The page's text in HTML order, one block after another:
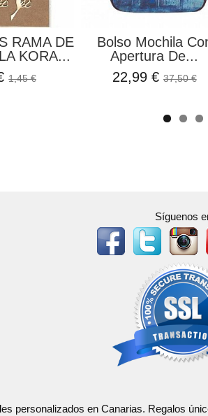
RAMA DE
KORA...
1,45 €
Bolso Mochila
Apertura De...
22,99 € 37,50 €
Síguenos
personalizados en Canarias. Regalos